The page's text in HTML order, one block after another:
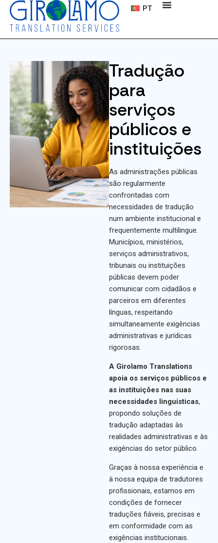
PT
Tradução
para
serviços
públicos e
instituições
As administrações públicas
são regularmente
confrontadas com
necessidades de tradução
num ambiente institucional e
frequentemente multilingue.
Municípios, ministérios,
serviços administrativos,
tribunais ou instituições
públicas devem poder
comunicar com cidadãos e
parceiros em diferentes
línguas, respeitando
simultaneamente exigências
administrativas e jurídicas
rigorosas.
A Girolamo Translations
apoia os serviços públicos e
as instituições nas suas
necessidades linguísticas,
propondo soluções de
tradução adaptadas às
realidades administrativas e às
exigências do setor público.
Graças à nossa experiência e
à nossa equipa de tradutores
profissionais, estamos em
condições de fornecer
traduções fiáveis, precisas e
em conformidade com as
exigências institucionais.